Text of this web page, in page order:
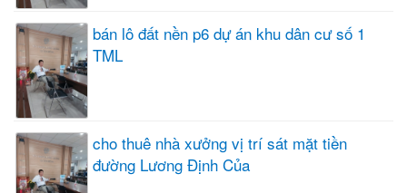
bán lô đất nền p6 dự án khu dân cư số 1
TML
cho thuê nhà xưởng vị trí sát mặt tiền
đường Lương Định Của